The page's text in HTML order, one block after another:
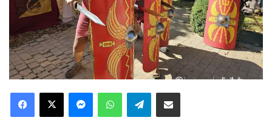
Facebook
X MessengerWhatsAppTelegramCompartir via Email